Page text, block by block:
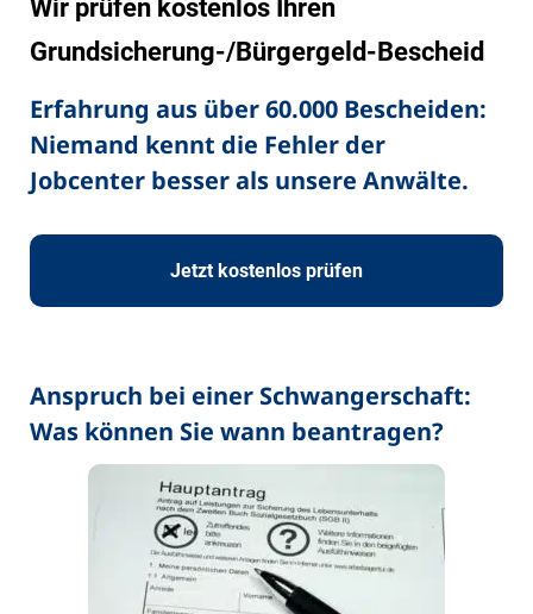
Wir prüfen kostenlos Ihren
Grundsicherung-/Bürgergeld-Bescheid
Erfahrung aus über 60.000 Bescheiden:
Niemand kennt die Fehler der
Jobcenter besser als unsere Anwälte.
Jetzt kostenlos prüfen
Anspruch bei einer Schwangerschaft:
Was können Sie wann beantragen?